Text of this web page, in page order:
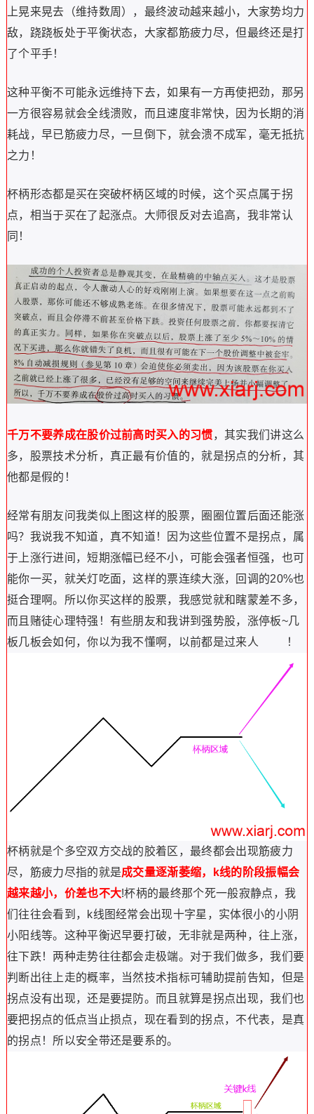
上晃来晃去（维持数周），最终波动越来越小，大家势均力
敌，跷跷板处于平衡状态，大家都筋疲力尽，但最终还是打
了个平手！
这种平衡不可能永远维持下去，如果有一方再使把劲，那另
一方很容易就会全线溃败，而且速度非常快，因为长期的消
耗战，早已筋疲力尽，一旦倒下，就会溃不成军，毫无抵抗
之力！
杯柄形态都是买在突破杯柄区域的时候，这个买点属于拐
点，相当于买在了起涨点。大师很反对去追高，我非常认
同！
千万不要养成在股价过前高时买入的习惯，其实我们讲这么
多，股票技术分析，真正最有价值的，就是拐点的分析，其
他都是假的！
经常有朋友问我类似上图这样的股票，圈圈位置后面还能涨
吗？我说我不知道，真不知道！因为这些位置不是拐点，属
于上涨行进间，短期涨幅已经不小，可能会强者恒强，也可
能你一买，就关灯吃面，这样的票连续大涨，回调的20%也
挺合理啊。所以你买这样的股票，我感觉就和瞎蒙差不多，
而且赌徒心理特强！有些朋友和我讲到强势股，涨停板~几
板几板会如何，你以为我不懂啊，以前都是过来人
！
杯柄就是个多空双方交战的胶着区，最终都会出现筋疲力
尽， 筋疲力尽指的就是成交量逐渐萎缩，k线的阶段振幅会
越来越小，价差也不大!杯柄的最终那个死一般寂静点，我
们往往会看到，k线图经常会出现十字星，实体很小的小阴
小阳线等。这种平衡迟早要打破，无非就是两种，往上涨，
往下跌！两种走势往往都会走极端。对于我们做多，我们要
判断出往上走的概率，当然技术指标可辅助提前告知，但是
拐点没有出现，还是要提防。而且就算是拐点出现，我们也
要把拐点的低点当止损点，现在看到的拐点，不代表，是真
的拐点！所以安全带还是要系的。